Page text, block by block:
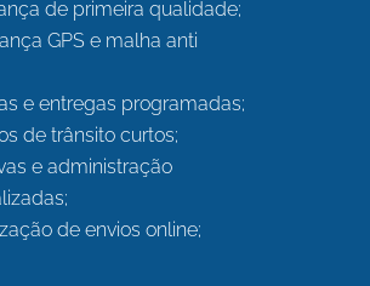
de primeira qualidade;
GPS e malha anti
e entregas programadas;
de trânsito curtos;
e administração
de envios online;